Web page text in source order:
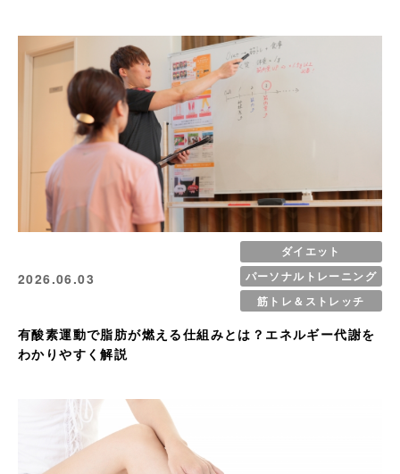
2026.06.03
ダイエット
パーソナルトレーニング
筋トレ＆ストレッチ
有酸素運動で脂肪が燃える仕組みとは？エネルギー代謝を
わかりやすく解説